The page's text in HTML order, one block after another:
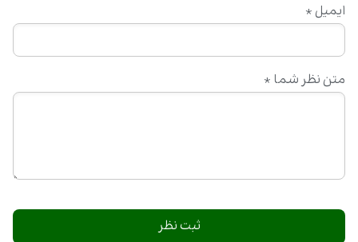
متن نظر شما *
ایمیل *